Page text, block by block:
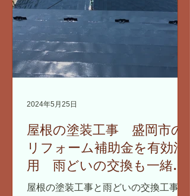
屋根の塗装工事 盛岡市の
リフォーム補助金を有効活
用 雨どいの交換も一緒に
まとめて
屋根の塗装工事と雨どいの交換工事。
2024年5月25日